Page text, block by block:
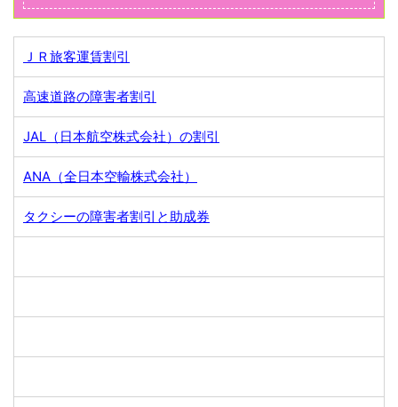
ＪＲ旅客運賃割引
高速道路の障害者割引
JAL（日本航空株式会社）の割引
ANA（全日本空輸株式会社）
タクシーの障害者割引と助成券